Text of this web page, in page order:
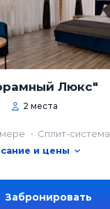
Люкс"
2 места
Сплит-система
и цены
Забронировать